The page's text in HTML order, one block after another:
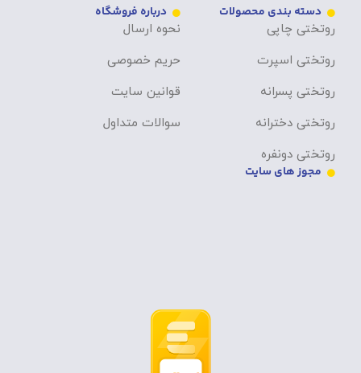
دسته بندی محصولات
روتختی چاپی
روتختی اسپرت
روتختی پسرانه
روتختی دخترانه
روتختی دونفره
درباره فروشگاه
نحوه ارسال
حریم خصوصی
قوانین سایت
سوالات متداول
مجوز های سایت